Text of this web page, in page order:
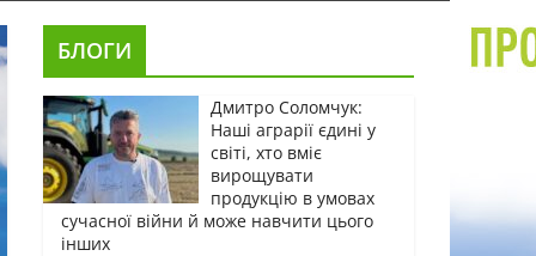
БЛОГИ
Дмитро Соломчук:
Наші аграрії єдині у
світі, хто вміє
вирощувати
продукцію в умовах
сучасної війни й може навчити цього
інших